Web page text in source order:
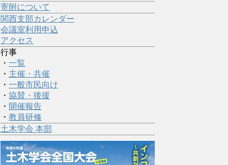
寄附について
関西支部カレンダー
会議室利用申込
アクセス
行事
・ 一覧
・ 主催・共催
・ 一般市民向け
・ 協賛・後援
・ 開催報告
・ 教員研修
土木学会 本部